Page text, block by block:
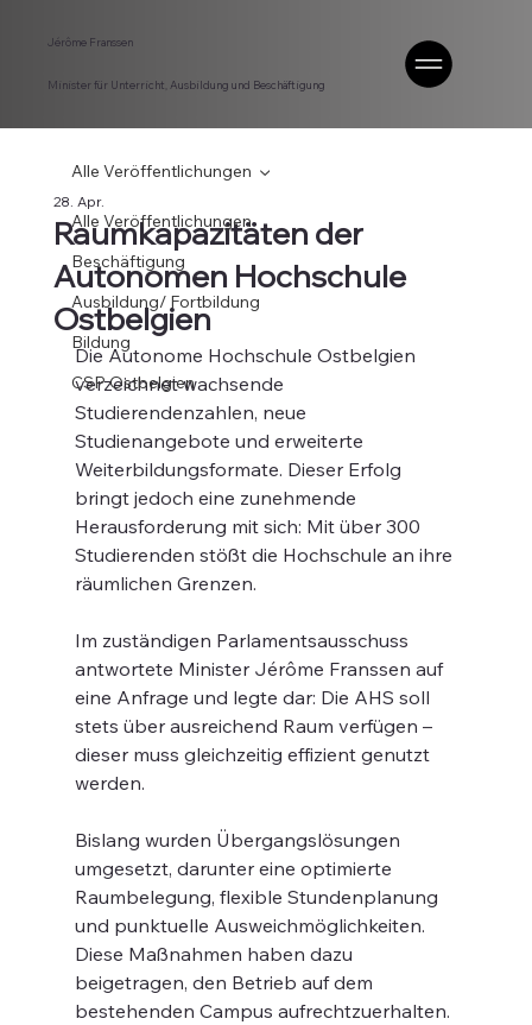
Minister für Unterricht, Ausbildung und Beschäftigung
Jérôme Franssen
Alle Veröffentlichungen
Beschäftigung
Ausbildung/ Fortbildung
Bildung
CSP Ostbelgien
Alle Veröffentlichungen
Raumkapazitäten der
Autonomen Hochschule
Ostbelgien
28. Apr.
Die Autonome Hochschule Ostbelgien
verzeichnet wachsende
Studierendenzahlen, neue
Studienangebote und erweiterte
Weiterbildungsformate. Dieser Erfolg
bringt jedoch eine zunehmende
Herausforderung mit sich: Mit über 300
Studierenden stößt die Hochschule an ihre
räumlichen Grenzen.
Im zuständigen Parlamentsausschuss
antwortete Minister Jérôme Franssen auf
eine Anfrage und legte dar: Die AHS soll
stets über ausreichend Raum verfügen –
dieser muss gleichzeitig effizient genutzt
werden.
Bislang wurden Übergangslösungen
umgesetzt, darunter eine optimierte
Raumbelegung, flexible Stundenplanung
und punktuelle Ausweichmöglichkeiten.
Diese Maßnahmen haben dazu
beigetragen, den Betrieb auf dem
bestehenden Campus aufrechtzuerhalten.